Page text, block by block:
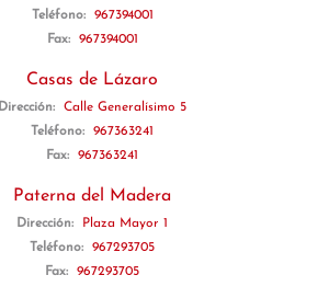
Teléfono:
967394001
Fax:
967394001
Casas de Lázaro
Dirección:
Calle Generalísimo 5
Teléfono:
967363241
Fax:
967363241
Paterna del Madera
Dirección:
Plaza Mayor 1
Teléfono:
967293705
Fax:
967293705